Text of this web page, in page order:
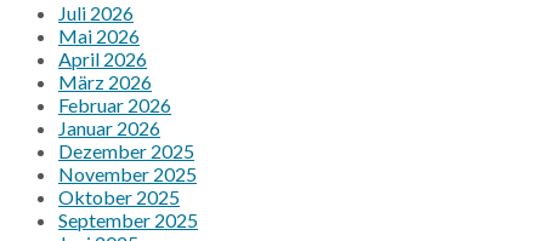
Juli 2026
Mai 2026
April 2026
März 2026
Februar 2026
Januar 2026
Dezember 2025
November 2025
Oktober 2025
September 2025